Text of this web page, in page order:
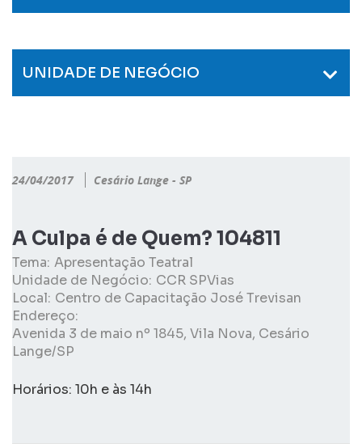
UNIDADE DE NEGÓCIO
24/04/2017 Cesário Lange - SP
A Culpa é de Quem? 104811
Tema: Apresentação Teatral
Unidade de Negócio: CCR SPVias
Local: Centro de Capacitação José Trevisan
Endereço:
Avenida 3 de maio nº 1845, Vila Nova, Cesário
Lange/SP
Horários: 10h e às 14h